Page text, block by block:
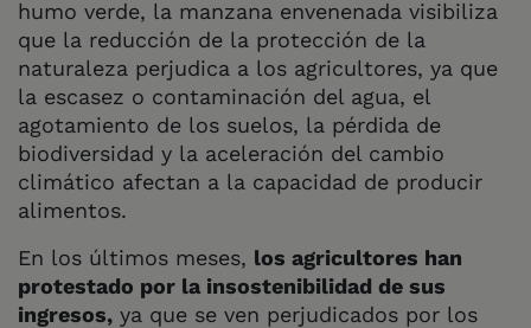
humo verde, la manzana envenenada visibiliza
que la reducción de la protección de la
naturaleza perjudica a los agricultores, ya que
la escasez o contaminación del agua, el
agotamiento de los suelos, la pérdida de
biodiversidad y la aceleración del cambio
climático afectan a la capacidad de producir
alimentos.
En los últimos meses, los agricultores han
protestado por la insostenibilidad de sus
ingresos, ya que se ven perjudicados por los